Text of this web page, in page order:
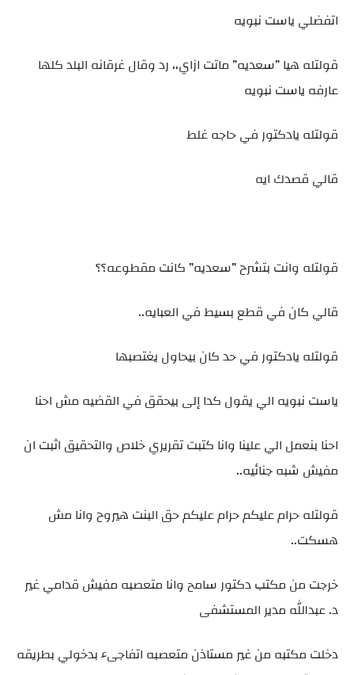
اتفضلي ياست نبويه
قولتله هيا ”سعديه” ماتت ازاي،، رد وقال غرقانه البلد كلها
عارفه ياست نبويه
قولتله يادكتور في حاجه غلط
قالي قصدك ايه
قولتله وانت بتشرح ”سعديه” كانت مقطوعه؟؟
قالي كان في قطع بسيط في العبايه..
قولتله يادكتور في حد كان بيحاول يغتصبها
ياست نبويه الي يقول كدا إلى بيحقق في القضيه مش احنا
احنا بنعمل الي علينا وانا كتبت تقريري خلاص والتحقيق اثبت ان
مفيش شبه جنائيه..
قولتله حرام عليكم حرام عليكم حق البنت هيروح وانا مش
هسكت..
خرجت من مكتب دكتور سامح وانا متعصبه مفيش قدامي غير
د. عبدالله مدير المستشفى
دخلت مكتبه من غير مستاذن متعصبه اتفاجىء بدخولي بطريقه